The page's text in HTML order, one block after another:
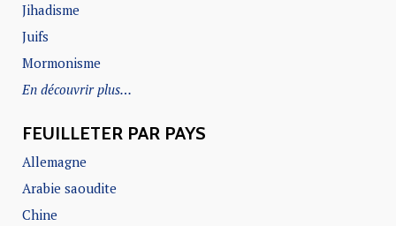
Jihadisme
Juifs
Mormonisme
En découvrir plus…
FEUILLETER PAR PAYS
Allemagne
Arabie saoudite
Chine